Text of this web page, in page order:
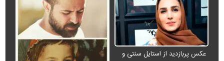
عکس پربازدید از استایل سنتی و